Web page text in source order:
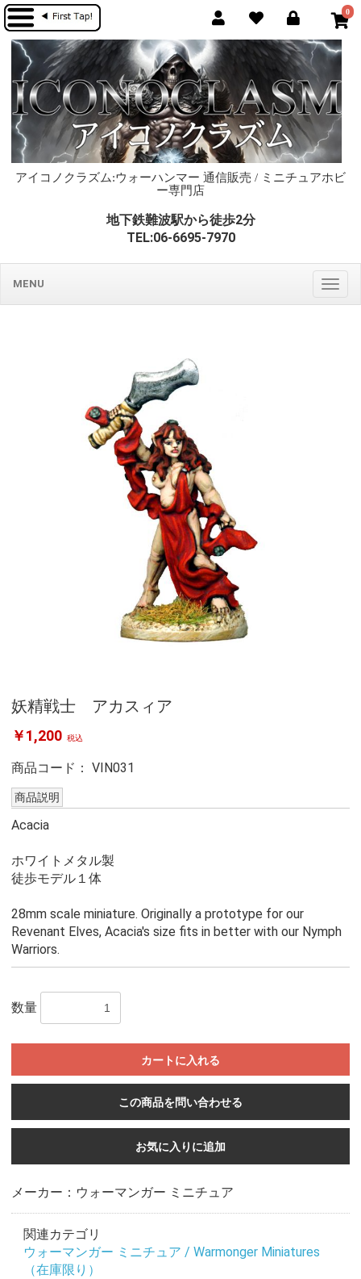
0
アイコノクラズム:ウォーハンマー 通信販売 / ミニチュアホビ
ー専門店
地下鉄難波駅から徒歩2分
TEL:06-6695-7970
MENU
妖精戦士 アカスィア
￥1,200 税込
商品コード： VIN031
商品説明
Acacia
ホワイトメタル製
徒歩モデル１体
28mm scale miniature. Originally a prototype for our
Revenant Elves, Acacia's size fits in better with our Nymph
Warriors.
数量
カートに入れる
この商品を問い合わせる
お気に入りに追加
メーカー：ウォーマンガー ミニチュア
関連カテゴリ
ウォーマンガー ミニチュア / Warmonger Miniatures
（在庫限り）